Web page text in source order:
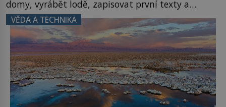
domy, vyrábět lodě, zapisovat první texty a
inspiroval řadu pověstí. Tato skromná, ale
užitečná rostlina provází člověka už tisíce let.
Většina lidí vnímá rákos jen jako obyčejnou kulisu
letního koupání. Stačí se však podívat […]
VĚDA A TECHNIKA